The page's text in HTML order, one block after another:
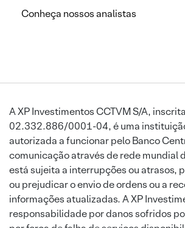
Conheça nossos analistas
A XP Investimentos CCTVM S/A,
02.332.886/0001-04, é uma
autorizada a funcionar pelo Banco
comunicação através de rede mundial
está sujeita a interrupções ou atrasos,
ou prejudicar o envio de ordens ou a
informações atualizadas. A XP
responsabilidade por danos sofridos